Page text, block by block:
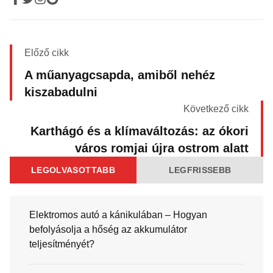
Előző cikk
A műanyagcsapda, amiből nehéz
kiszabadulni
Következő cikk
Karthágó és a klímaváltozás: az ókori
város romjai újra ostrom alatt
LEGOLVASOTTABB LEGFRISSEBB
Elektromos autó a kánikulában – Hogyan
befolyásolja a hőség az akkumulátor
teljesítményét?